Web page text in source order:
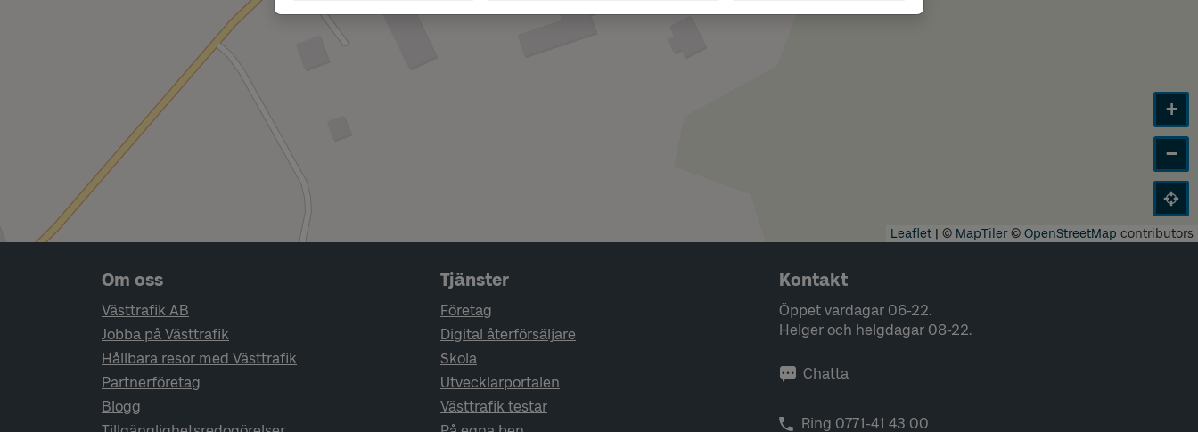
+
−
Leaflet | © MapTiler© OpenStreetMap contributors
Sidfotsnavigering
Om oss
Västtrafik AB
Jobba på Västtrafik
Hållbara resor med Västtrafik
Partnerföretag
Blogg
Tjänster
Företag
Digital återförsäljare
Skola
Utvecklarportalen
Västtrafik testar
Kontakt
Öppet vardagar 06-22.
Helger och helgdagar 08-22.
Chatta
Ring 0771-41 43 00